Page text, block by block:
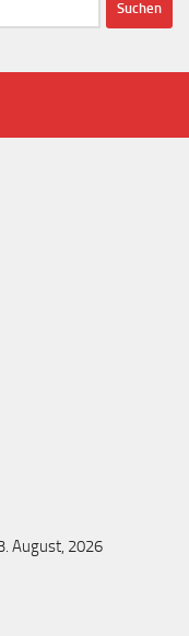
August, 2026